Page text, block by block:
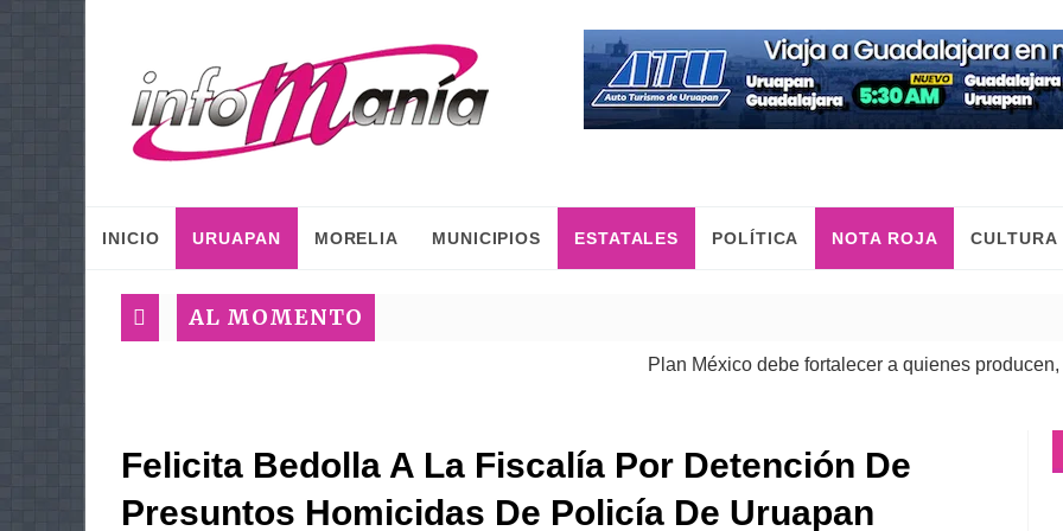
INICIO URUAPAN MORELIA MUNICIPIOS ESTATALES POLÍTICA NOTA ROJA CULTURA
AL MOMENTO
Plan México debe fortalecer a quienes producen,
Felicita Bedolla A La Fiscalía Por Detención De
Presuntos Homicidas De Policía De Uruapan